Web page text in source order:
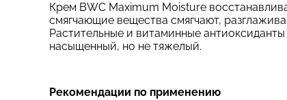
Крем BWC Maximum Moisture
смягчающие вещества смягчают,
Растительные и витаминные
насыщенный, но не тяжелый.
Рекомендации по применению